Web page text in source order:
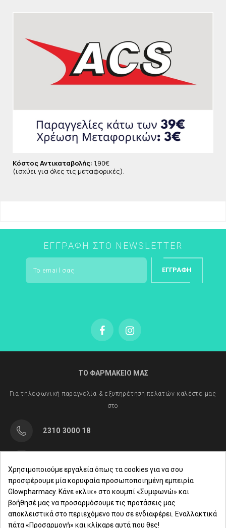
Κόστος Αντικαταβολής: 1,90€
(ισχύει για όλες τις μεταφορικές).
ΕΓΓΡΑΦΉ ΣΤΟ NEWSLETTER
ΕΓΓΡΑΦΉ
ΤΟ ΦΑΡΜΑΚΕΙΟ ΜΑΣ
Για τηλεφωνική παραγγελία & εξυπηρέτηση πελατών καλέστε μας
στο
2310 3000 18
Δευ. - Παρ.: 8:00 - 21:00
Σάββατο: 09:00-15:00
Χρησιμοποιούμε εργαλεία όπως τα cookies για να σου
προσφέρουμε μία κορυφαία προσωποποιημένη εμπειρία
Glowpharmacy. Κάνε «κλικ» στο κουμπί «Συμφωνώ» και
βοήθησέ μας να προσαρμόσουμε τις προτάσεις μας
αποκλειστικά στο περιεχόμενο που σε ενδιαφέρει. Εναλλακτικά
πάτα «Προσαρμογή» και κλίκαρε αυτά που θες!